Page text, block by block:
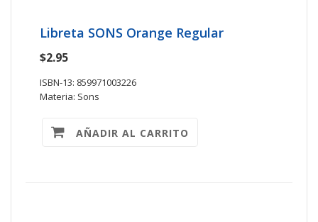
Libreta SONS Orange Regular
$2.95
ISBN-13: 859971003226
Materia: Sons
AÑADIR AL CARRITO